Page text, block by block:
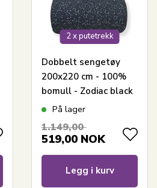
2 x putetrekk
Dobbelt sengetøy
200x220 cm - 100%
bomull - Zodiac black
- Vendbar med
På lager
1.149,00
519,00 NOK
Legg i kurv